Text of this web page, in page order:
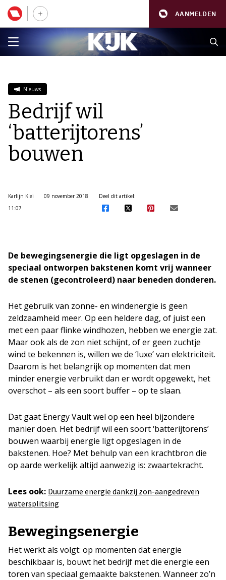
AANMELDEN
Nieuws
Bedrijf wil
‘batterijtorens’
bouwen
Karlijn Klei
09 november 2018
11:07
Deel dit artikel:
De bewegingsenergie die ligt opgeslagen in de
speciaal ontworpen bakstenen komt vrij wanneer
de stenen (gecontroleerd) naar beneden donderen.
Het gebruik van zonne- en windenergie is geen
zeldzaamheid meer. Op een heldere dag, of juist een
met een paar flinke windhozen, hebben we energie zat.
Maar ook als de zon niet schijnt, of er geen zuchtje
wind te bekennen is, willen we de ‘luxe’ van elektriciteit.
Daarom is het belangrijk op momenten dat men
minder energie verbruikt dan er wordt opgewekt, het
overschot – als een soort buffer – op te slaan.
Dat gaat Energy Vault wel op een heel bijzondere
manier doen. Het bedrijf wil een soort ‘batterijtorens’
bouwen waarbij energie ligt opgeslagen in de
bakstenen. Hoe? Met behulp van een krachtbron die
op aarde werkelijk altijd aanwezig is: zwaartekracht.
Lees ook: Duurzame energie dankzij zon-aangedreven
watersplitsing
Bewegingsenergie
Het werkt als volgt: op momenten dat energie
beschikbaar is, bouwt het bedrijf met die energie een
toren van speciaal gemaakte bakstenen. Wanneer zo’n